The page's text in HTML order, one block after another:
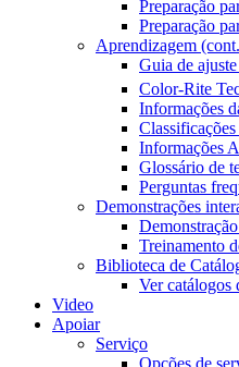
Preparação
Preparação
Aprendizagem
Guia de
Color-Rite
Informações
Informações
Glossário de
Perguntas
Demonstrações
Treinamento
Biblioteca de
Ver catálogos
Video
Apoiar
Serviço